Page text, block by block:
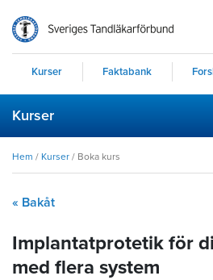
Kurser Faktabank
Kurser
Hem / Kurser / Boka kurs
« Bakåt
Implantatprotetik för
med flera system